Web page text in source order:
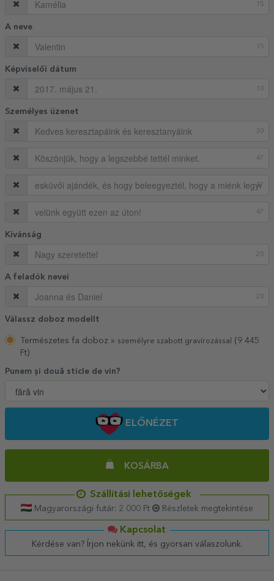
15
A neve
15
Képviselői dátum
10
Személyes üzenet
30
47
47
47
Kívánság
20
A feladók nevei
20
Válassz doboz modellt
Természetes fa doboz » személyre szabott gravírozással
(9 445
Ft)
Punem și două sticle de vin?
ELŐNÉZET
KOSÁRBA
Szállítási lehetőségek
Magyarországi futár: 2 000 Ft Részletek megtekintése
Kapcsolat
Kérdése van? Írjon nekünk itt, és gyorsan válaszolunk.